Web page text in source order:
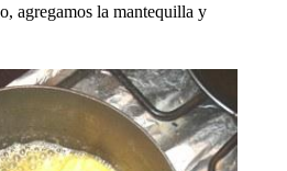
agregamos la mantequilla y